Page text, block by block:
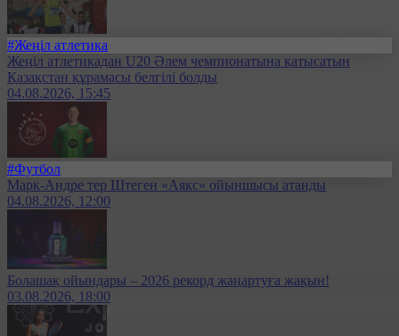
#Жеңіл атлетика
Жеңіл атлетикадан U20 Әлем чемпионатына қатысатын
Қазақстан құрамасы белгілі болды
04.08.2026, 15:45
#Футбол
Марк-Андре тер Штеген «Аякс» ойыншысы атанды
04.08.2026, 12:00
Болашақ ойындары – 2026 рекорд жаңартуға жақын!
03.08.2026, 18:00